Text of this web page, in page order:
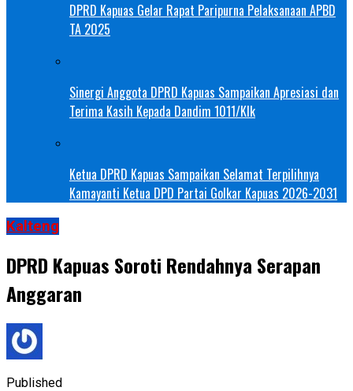
DPRD Kapuas Gelar Rapat Paripurna Pelaksanaan APBD
TA 2025
Sinergi Anggota DPRD Kapuas Sampaikan Apresiasi dan
Terima Kasih Kepada Dandim 1011/Klk
Ketua DPRD Kapuas Sampaikan Selamat Terpilihnya
Kamayanti Ketua DPD Partai Golkar Kapuas 2026-2031
Kalteng
DPRD Kapuas Soroti Rendahnya Serapan
Anggaran
Published